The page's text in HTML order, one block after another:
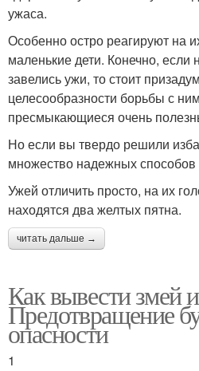
ужаса.
Особенно остро реагируют на
маленькие дети. Конечно, если
завелись ужи, то стоит
целесообразности борьбы с
пресмыкающиеся очень
Но если вы твердо решили
множество надежных способов
Ужей отличить просто, на их
находятся два желтых пятна.
читать дальше →
Как вывести змей
Предотвращение
опасности
1